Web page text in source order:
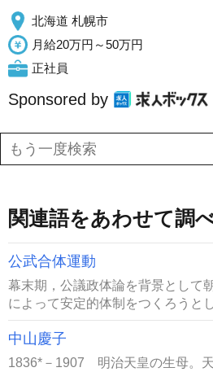
北海道 札幌市
月給20万円～50万円
正社員
Sponsored by
関連語をあわせて調
公武合体運動
幕末期，公議政体論を背景として
によって安定的体制をつくろうと
中山慶子
1836*－1907 明治天皇の生母。